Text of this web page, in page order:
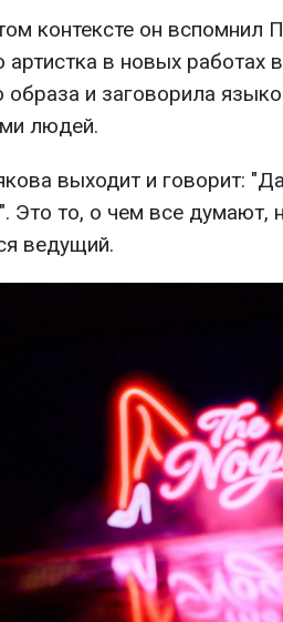
контексте он вспомнил
артистка в новых
образа и заговорила
людей.
выходит и говорит:
Это то, о чем все думают,
ведущий.